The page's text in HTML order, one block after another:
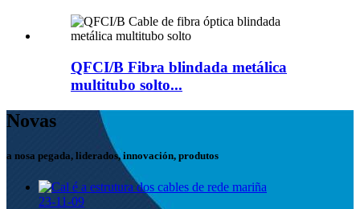
QFCI/B Fibra blindada metálica
multitubo solto...
Novas
a nosa pegada, liderados, innovación, produtos
23-11-09